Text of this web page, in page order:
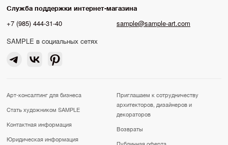
Служба поддержки интернет-магазина
+7 (985) 444-31-40
sample@sample-art.com
SAMPLE в социальных сетях
Арт-консалтинг для бизнеса
Стать художником SAMPLE
Контактная информация
Юридическая информация
Приглашаем к сотрудничеству
архитекторов, дизайнеров и
декораторов
Возвраты
Публичная оферта